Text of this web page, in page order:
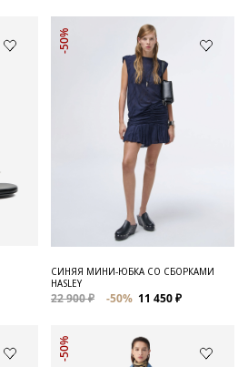
-50%
СИНЯЯ МИНИ-ЮБКА СО СБОРКАМИ
HASLEY
22 900 ₽ -50% 11 450 ₽
-50%